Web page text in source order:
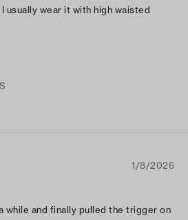
usually wear it with high waisted
or a button down for an effortless
I want a more polished outfit. I have
nights, weekend outings, and
adds the perfect finishing touch.
belt. The quality has been excellent,
after regular wear. If you are
recommend it.
1/8/2026
while and finally pulled the trigger on